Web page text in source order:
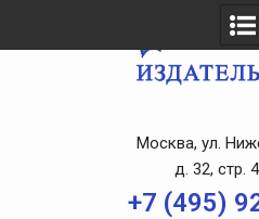
Москва, ул.
д. 32, стр.
+7 (495)